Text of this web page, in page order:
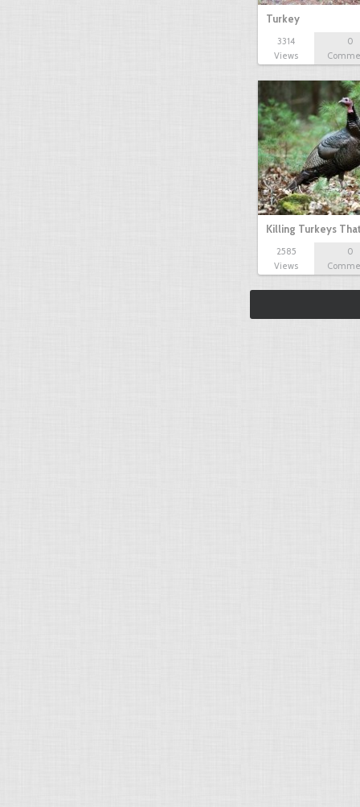
Turkey
3314
Views
0
Killing Turkeys
2585
Views
0